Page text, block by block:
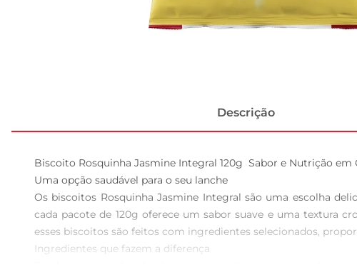
Descrição
Biscoito Rosquinha Jasmine Integral 120g  Sabor e Nutrição em
Uma opção saudável para o seu lanche
Os biscoitos Rosquinha Jasmine Integral são uma escolha
cada pacote de 120g oferece um sabor suave e uma textura
esses biscoitos são feitos com ingredientes selecionados,
Ingredientes que fazem a diferença